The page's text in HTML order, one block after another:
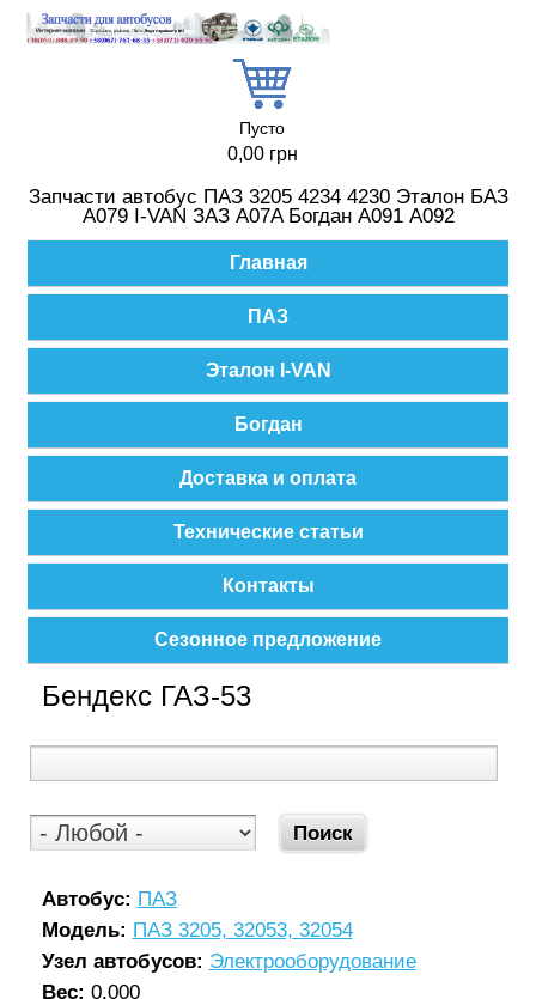
Пусто
0,00 грн
Запчасти автобус ПАЗ 3205 4234 4230 Эталон БАЗ
А079 I-VAN ЗАЗ A07A Богдан А091 А092
Главная
ПАЗ
Эталон I-VAN
Богдан
Доставка и оплата
Технические статьи
Контакты
Сезонное предложение
Бендекс ГАЗ-53
Автобус: ПАЗ
Модель: ПАЗ 3205, 32053, 32054
Узел автобусов: Электрооборудование
Вес: 0.000